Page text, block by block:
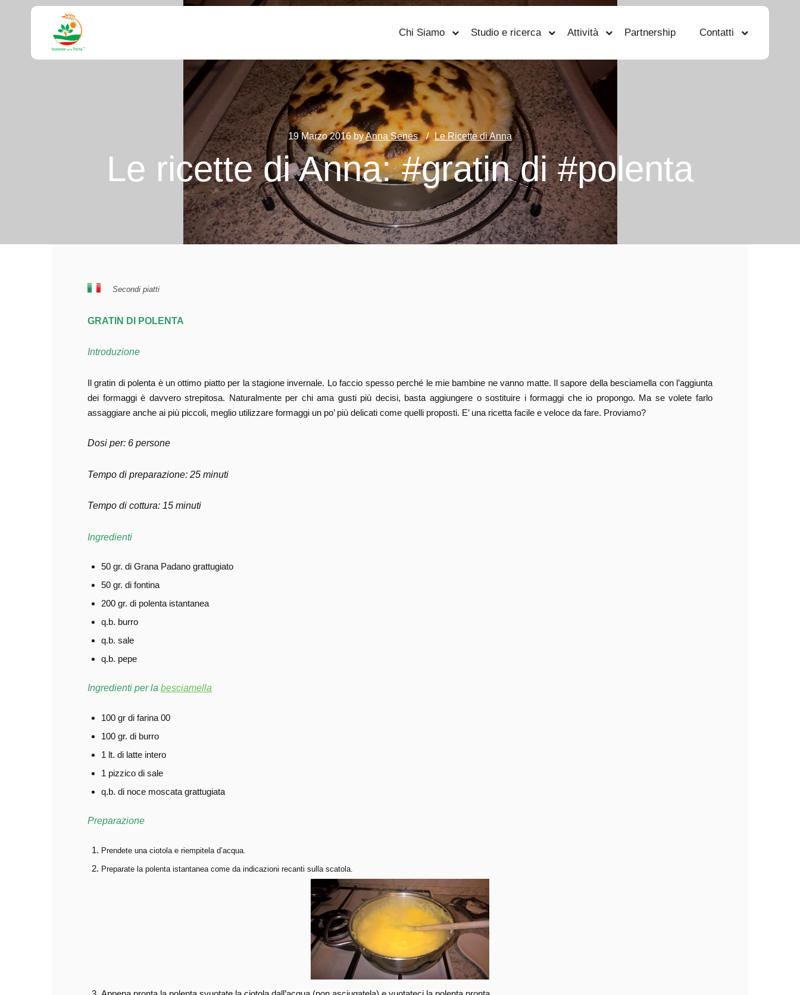
Chi Siamo Studio e ricerca Attività Partnership Contatti
19 Marzo 2016byAnna Senes Le Ricette di Anna
Le ricette di Anna: #gratin di #polenta
Secondi piatti
GRATIN DI POLENTA
Introduzione
Il gratin di polenta è un ottimo piatto per la stagione invernale. Lo faccio spesso perché le mie bambine ne vanno matte. Il sapore della besciamella con l’aggiunta
dei formaggi è davvero strepitosa. Naturalmente per chi ama gusti più decisi, basta aggiungere o sostituire i formaggi che io propongo. Ma se volete farlo
assaggiare anche ai più piccoli, meglio utilizzare formaggi un po’ più delicati come quelli proposti. E’ una ricetta facile e veloce da fare. Proviamo?
Dosi per: 6 persone
Tempo di preparazione: 25 minuti
Tempo di cottura: 15 minuti
Ingredienti
50 gr. di Grana Padano grattugiato
50 gr. di fontina
200 gr. di polenta istantanea
q.b. burro
q.b. sale
q.b. pepe
Ingredienti per la besciamella
100 gr di farina 00
100 gr. di burro
1 lt. di latte intero
1 pizzico di sale
q.b. di noce moscata grattugiata
Preparazione
Prendete una ciotola e riempitela d’acqua.
Preparate la polenta istantanea come da indicazioni recanti sulla scatola.